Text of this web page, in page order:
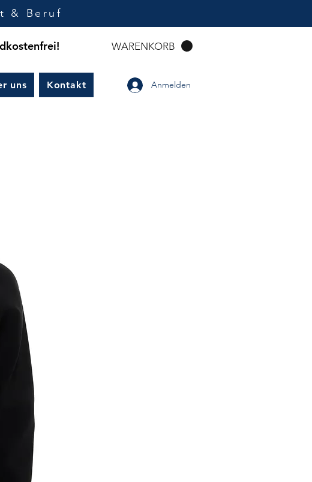
& Beruf
uns Kontakt
WARENKORB
Anmelden